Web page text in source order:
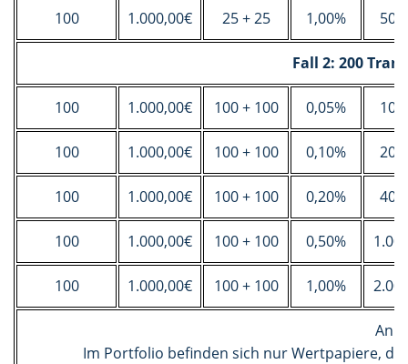
Im Portfolio befinden sich nur Wertpapiere,
100 1.000,00€ 25 + 25 1,00%
Fall 2: 200
100 1.000,00€ 100 + 100 0,05%
100 1.000,00€ 100 + 100 0,10%
100 1.000,00€ 100 + 100 0,20%
100 1.000,00€ 100 + 100 0,50%
100 1.000,00€ 100 + 100 1,00%